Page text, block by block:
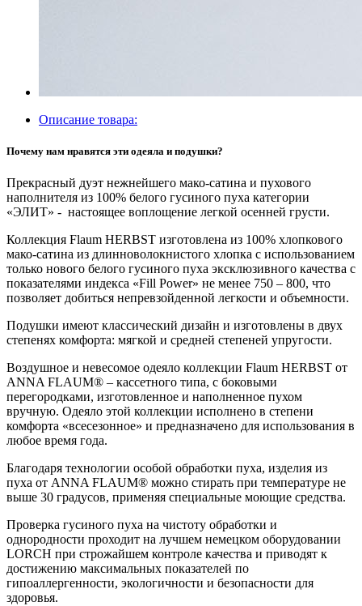
Описание товара:
Почему нам нравятся эти одеяла и подушки?
Прекрасный дуэт нежнейшего мако-сатина и пухового
наполнителя из 100% белого гусиного пуха категории
«ЭЛИТ» - настоящее воплощение легкой осенней грусти.
Коллекция Flaum HERBST изготовлена из 100% хлопкового
мако-сатина из длинноволокнистого хлопка с использованием
только нового белого гусиного пуха эксклюзивного качества с
показателями индекса «Fill Power» не менее 750 – 800, что
позволяет добиться непревзойденной легкости и объемности.
Подушки имеют классический дизайн и изготовлены в двух
степенях комфорта: мягкой и средней степеней упругости.
Воздушное и невесомое одеяло коллекции Flaum HERBST от
ANNA FLAUM® – кассетного типа, с боковыми
перегородками, изготовленное и наполненное пухом
вручную. Одеяло этой коллекции исполнено в степени
комфорта «всесезонное» и предназначено для использования в
любое время года.
Благодаря технологии особой обработки пуха, изделия из
пуха от ANNA FLAUM® можно стирать при температуре не
выше 30 градусов, применяя специальные моющие средства.
Проверка гусиного пуха на чистоту обработки и
однородности проходит на лучшем немецком оборудовании
LORCH при строжайшем контроле качества и приводят к
достижению максимальных показателей по
гипоаллергенности, экологичности и безопасности для
здоровья.